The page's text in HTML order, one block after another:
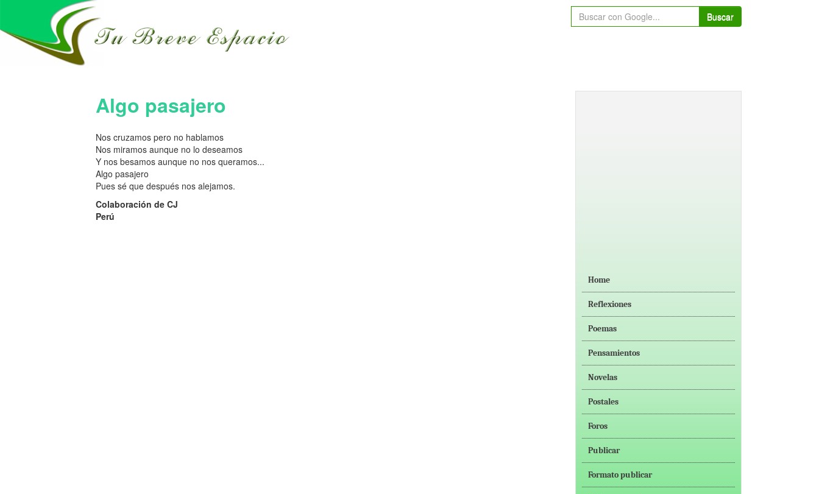
Buscar
Algo pasajero
Nos cruzamos pero no hablamos
Nos miramos aunque no lo deseamos
Y nos besamos aunque no nos queramos...
Algo pasajero
Pues sé que después nos alejamos.
Colaboración de CJ
Perú
Home
Reflexiones
Poemas
Pensamientos
Novelas
Postales
Foros
Publicar
Formato publicar